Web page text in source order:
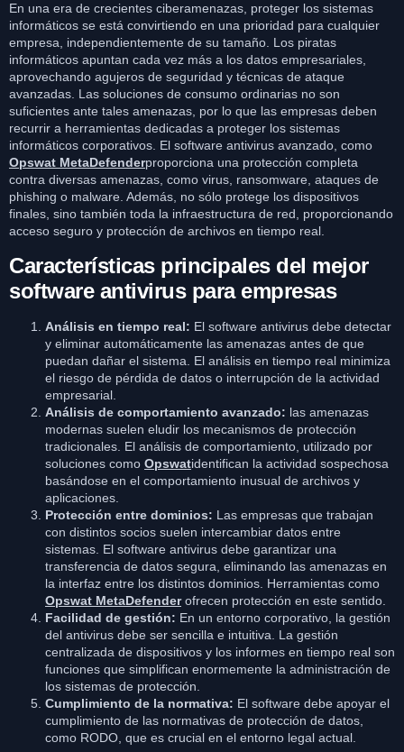
En una era de crecientes ciberamenazas, proteger los sistemas
informáticos se está convirtiendo en una prioridad para cualquier
empresa, independientemente de su tamaño. Los piratas
informáticos apuntan cada vez más a los datos empresariales,
aprovechando agujeros de seguridad y técnicas de ataque
avanzadas. Las soluciones de consumo ordinarias no son
suficientes ante tales amenazas, por lo que las empresas deben
recurrir a herramientas dedicadas a proteger los sistemas
informáticos corporativos. El software antivirus avanzado, como
Opswat MetaDefenderproporciona una protección completa
contra diversas amenazas, como virus, ransomware, ataques de
phishing o malware. Además, no sólo protege los dispositivos
finales, sino también toda la infraestructura de red, proporcionando
acceso seguro y protección de archivos en tiempo real.
Características principales del mejor
software antivirus para empresas
Análisis en tiempo real: El software antivirus debe detectar
y eliminar automáticamente las amenazas antes de que
puedan dañar el sistema. El análisis en tiempo real minimiza
el riesgo de pérdida de datos o interrupción de la actividad
empresarial.
Análisis de comportamiento avanzado: las amenazas
modernas suelen eludir los mecanismos de protección
tradicionales. El análisis de comportamiento, utilizado por
soluciones como Opswatidentifican la actividad sospechosa
basándose en el comportamiento inusual de archivos y
aplicaciones.
Protección entre dominios: Las empresas que trabajan
con distintos socios suelen intercambiar datos entre
sistemas. El software antivirus debe garantizar una
transferencia de datos segura, eliminando las amenazas en
la interfaz entre los distintos dominios. Herramientas como
Opswat MetaDefenderofrecen protección en este sentido.
Facilidad de gestión: En un entorno corporativo, la gestión
del antivirus debe ser sencilla e intuitiva. La gestión
centralizada de dispositivos y los informes en tiempo real son
funciones que simplifican enormemente la administración de
los sistemas de protección.
Cumplimiento de la normativa: El software debe apoyar el
cumplimiento de las normativas de protección de datos,
como RODO, que es crucial en el entorno legal actual.